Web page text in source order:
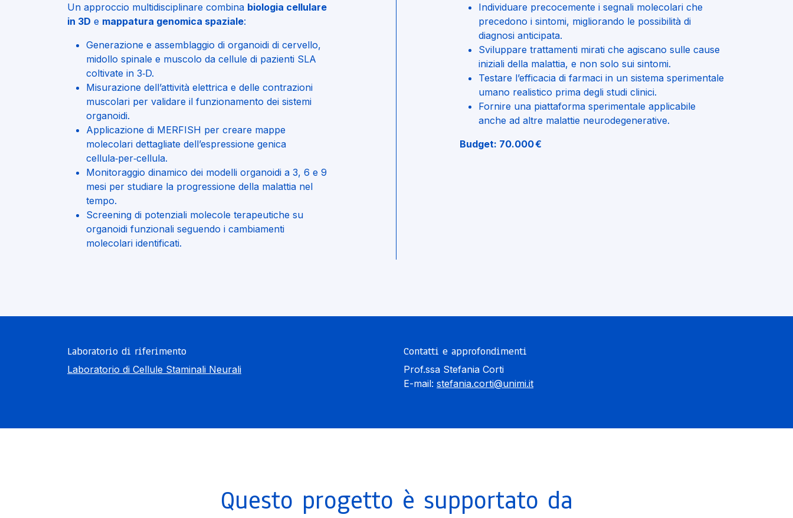
Un approccio multidisciplinare combina biologia cellulare
in 3D e mappatura genomica spaziale:
Generazione e assemblaggio di organoidi di cervello,
midollo spinale e muscolo da cellule di pazienti SLA
coltivate in 3‑D.
Misurazione dell’attività elettrica e delle contrazioni
muscolari per validare il funzionamento dei sistemi
organoidi.
Applicazione di MERFISH per creare mappe
molecolari dettagliate dell’espressione genica
cellula‑per‑cellula.
Monitoraggio dinamico dei modelli organoidi a 3, 6 e 9
mesi per studiare la progressione della malattia nel
tempo.
Screening di potenziali molecole terapeutiche su
organoidi funzionali seguendo i cambiamenti
molecolari identificati.
Individuare precocemente i segnali molecolari che
precedono i sintomi, migliorando le possibilità di
diagnosi anticipata.
Sviluppare trattamenti mirati che agiscano sulle cause
iniziali della malattia, e non solo sui sintomi.
Testare l’efficacia di farmaci in un sistema sperimentale
umano realistico prima degli studi clinici.
Fornire una piattaforma sperimentale applicabile
anche ad altre malattie neurodegenerative.
Budget: 70.000 €
Laboratorio di riferimento
Laboratorio di Cellule Staminali Neurali
Contatti e approfondimenti
Prof.ssa Stefania Corti
E-mail: stefania.corti@unimi.it
Questo progetto è supportato da